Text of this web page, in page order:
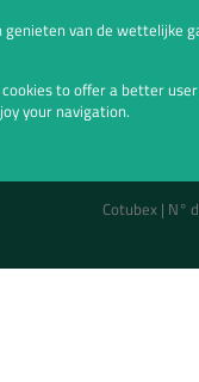
genieten van de wettelijke
to offer a better
your navigation.
Cotubex | N°